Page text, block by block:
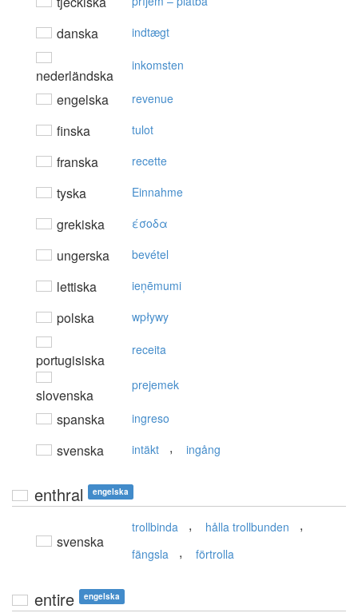
danska indtægt
nederländska
inkomsten
engelska revenue
finska tulot
franska recette
tyska Einnahme
grekiska έσoδα
ungerska bevétel
lettiska ieņēmumi
polska wpływy
portugisiska
receita
slovenska
prejemek
spanska ingreso
svenska intäkt , ingång
enthral engelska
svenska
trollbinda , hålla trollbunden ,
fängsla , förtrolla
entire engelska